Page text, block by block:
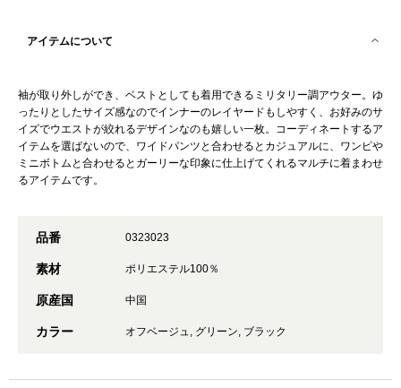
アイテムについて
袖が取り外しができ、ベストとしても着用できるミリタリー調アウター。ゆ
ったりとしたサイズ感なのでインナーのレイヤードもしやすく、お好みのサ
イズでウエストが絞れるデザインなのも嬉しい一枚。コーディネートするア
イテムを選ばないので、ワイドパンツと合わせるとカジュアルに、ワンピや
ミニボトムと合わせるとガーリーな印象に仕上げてくれるマルチに着まわせ
るアイテムです。
品番 0323023
素材 ポリエステル100％
原産国 中国
カラー オフベージュ, グリーン, ブラック